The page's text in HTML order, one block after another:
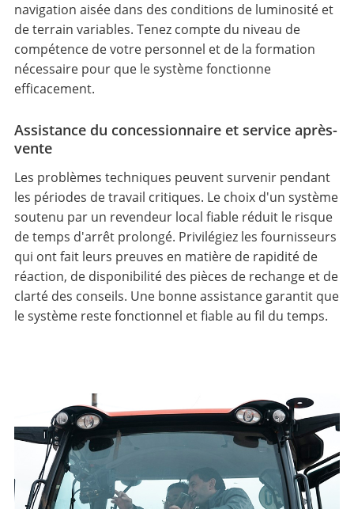
navigation aisée dans des conditions de luminosité et
de terrain variables. Tenez compte du niveau de
compétence de votre personnel et de la formation
nécessaire pour que le système fonctionne
efficacement.
Assistance du concessionnaire et service après-
vente
Les problèmes techniques peuvent survenir pendant
les périodes de travail critiques. Le choix d'un système
soutenu par un revendeur local fiable réduit le risque
de temps d'arrêt prolongé. Privilégiez les fournisseurs
qui ont fait leurs preuves en matière de rapidité de
réaction, de disponibilité des pièces de rechange et de
clarté des conseils. Une bonne assistance garantit que
le système reste fonctionnel et fiable au fil du temps.